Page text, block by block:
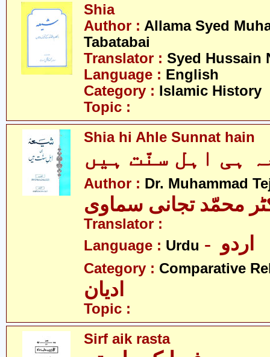
Shia
Author : Allama Syed
Tabatabai
Translator : Syed Hussain
Language : English
Category : Islamic History
Topic :
Shia hi Ahle Sunnat hain
Author : Dr. Muhammad
محمّد تجانی سماوی
Translator :
Language : Urdu
Category : Comparative
ادیان
Topic :
Sirf aik rasta